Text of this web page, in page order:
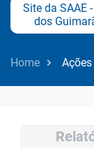
Site da SAAE
dos
Home